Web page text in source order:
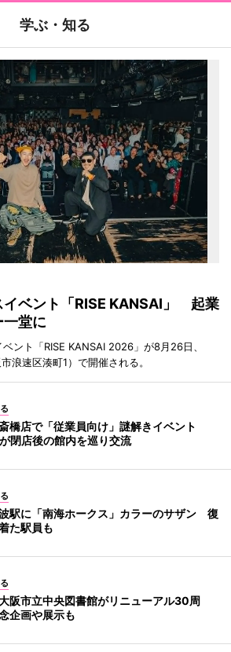
学ぶ・知る
イベント「RISE KANSAI」 起業
堂に
ント「RISE KANSAI 2026」が8月26日、
浪速区湊町1）で開催される。
橋店で「従業員向け」謎解きイベント
閉店後の館内を巡り交流
駅に「南海ホークス」カラーのサザン 復
た駅員も
阪市立中央図書館がリニューアル30周
企画や展示も